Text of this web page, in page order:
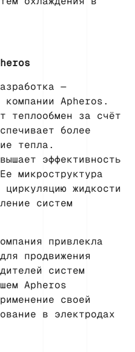
—
компании Apheros.
теплообмен за счёт
более
тепла.
эффективность
микроструктура
жидкости
систем
привлекла
продвижения
систем
Apheros
своей
в электродах